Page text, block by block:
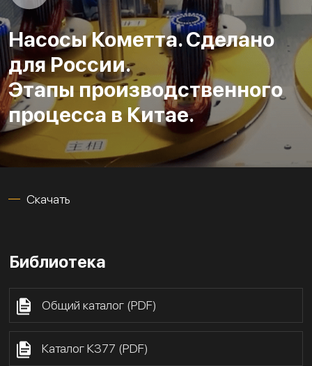
Насосы Кометта. Сделано
для России.
Этапы производственного
процесса в Китае.
Скачать
Библиотека
Общий каталог (PDF)
Каталог К377 (PDF)